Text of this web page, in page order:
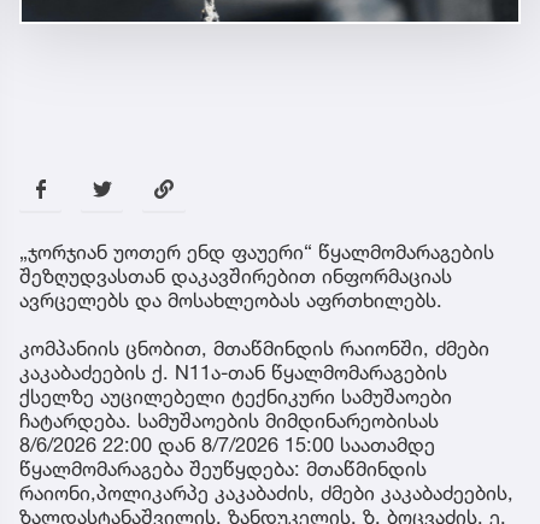
„ჯორჯიან უოთერ ენდ ფაუერი“ წყალმომარაგების
შეზღუდვასთან დაკავშირებით ინფორმაციას
ავრცელებს და მოსახლეობას აფრთხილებს.
კომპანიის ცნობით, მთაწმინდის რაიონში, ძმები
კაკაბაძეების ქ. N11ა-თან წყალმომარაგების
ქსელზე აუცილებელი ტექნიკური სამუშაოები
ჩატარდება. სამუშაოების მიმდინარეობისას
8/6/2026 22:00 დან 8/7/2026 15:00 საათამდე
წყალმომარაგება შეუწყდება: მთაწმინდის
რაიონი,პოლიკარპე კაკაბაძის, ძმები კაკაბაძეების,
ზალდასტანაშვილის, ზანდუკელის, ზ. ბოცვაძის, ე.